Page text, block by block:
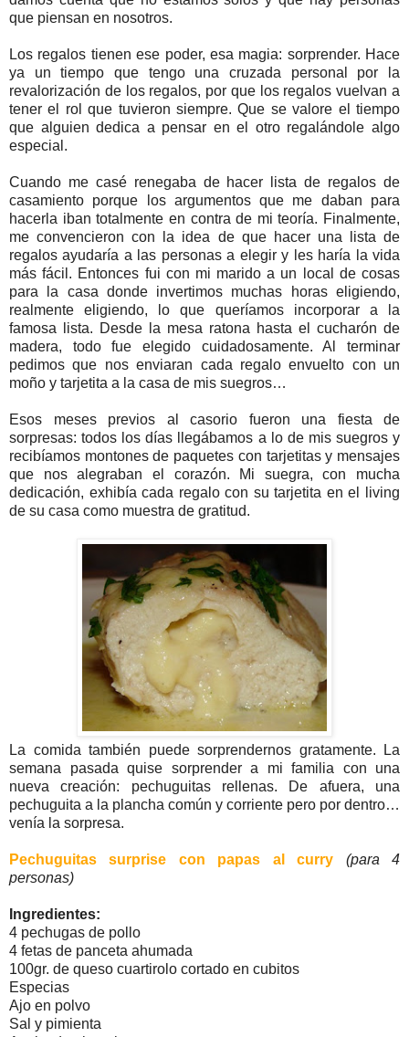
que piensan en nosotros.
Los regalos tienen ese poder, esa magia: sorprender. Hace
ya un tiempo que tengo una cruzada personal por la
revalorización de los regalos, por que los regalos vuelvan a
tener el rol que tuvieron siempre. Que se valore el tiempo
que alguien dedica a pensar en el otro regalándole algo
especial.
Cuando me casé renegaba de hacer lista de regalos de
casamiento porque los argumentos que me daban para
hacerla iban totalmente en contra de mi teoría. Finalmente,
me convencieron con la idea de que hacer una lista de
regalos ayudaría a las personas a elegir y les haría la vida
más fácil. Entonces fui con mi marido a un local de cosas
para la casa donde invertimos muchas horas eligiendo,
realmente eligiendo, lo que queríamos incorporar a la
famosa lista. Desde la mesa ratona hasta el cucharón de
madera, todo fue elegido cuidadosamente. Al terminar
pedimos que nos enviaran cada regalo envuelto con un
moño y tarjetita a la casa de mis suegros…
Esos meses previos al casorio fueron una fiesta de
sorpresas: todos los días llegábamos a lo de mis suegros y
recibíamos montones de paquetes con tarjetitas y mensajes
que nos alegraban el corazón. Mi suegra, con mucha
dedicación, exhibía cada regalo con su tarjetita en el living
de su casa como muestra de gratitud.
La comida también puede sorprendernos gratamente. La
semana pasada quise sorprender a mi familia con una
nueva creación: pechuguitas rellenas. De afuera, una
pechuguita a la plancha común y corriente pero por dentro…
venía la sorpresa.
Pechuguitas surprise con papas al curry
(para 4
personas)
Ingredientes:
4 pechugas de pollo
4 fetas de panceta ahumada
100gr. de queso cuartirolo cortado en cubitos
Especias
Ajo en polvo
Sal y pimienta